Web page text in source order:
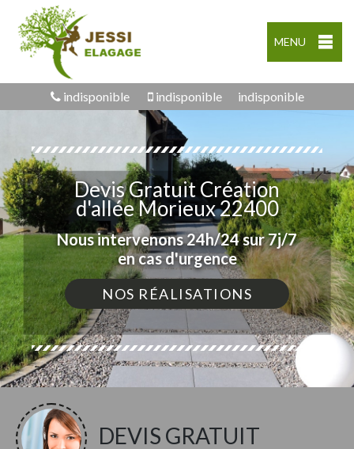
MENU
indisponible indisponible indisponible
Devis Gratuit Création
d'allée Morieux 22400
Nous intervenons 24h/24 sur 7j/7
en cas d'urgence
NOS RÉALISATIONS
DEVIS GRATUIT